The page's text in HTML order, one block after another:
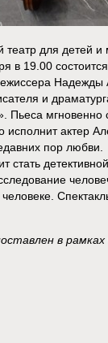
театр для детей
в 19.00
Надежды
и
мгновенно
исполнит актер
пор любви.
стать
в